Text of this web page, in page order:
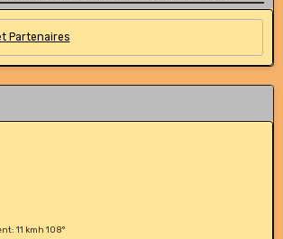
Partenaires
11 kmh 108°